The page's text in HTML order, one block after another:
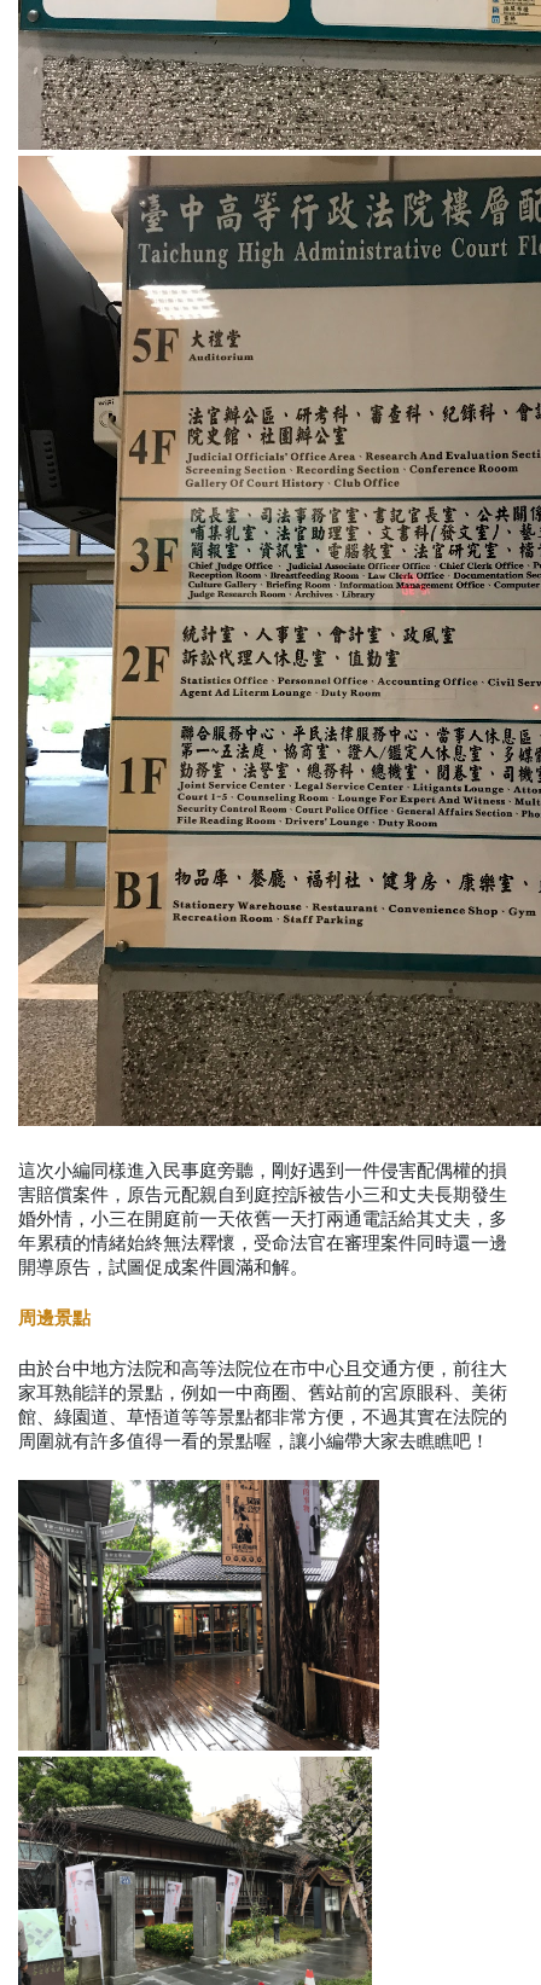
這次小編同樣進入民事庭旁聽，剛好遇到一件侵害配偶權的損
害賠償案件，原告元配親自到庭控訴被告小三和丈夫長期發生
婚外情，小三在開庭前一天依舊一天打兩通電話給其丈夫，多
年累積的情緒始終無法釋懷，受命法官在審理案件同時還一邊
開導原告，試圖促成案件圓滿和解。
周邊景點
由於台中地方法院和高等法院位在市中心且交通方便，前往大
家耳熟能詳的景點，例如一中商圈、舊站前的宮原眼科、美術
館、綠園道、草悟道等等景點都非常方便，不過其實在法院的
周圍就有許多值得一看的景點喔，讓小編帶大家去瞧瞧吧！